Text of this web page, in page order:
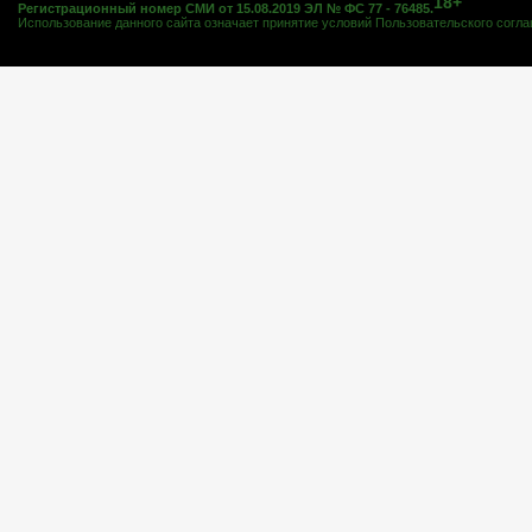
Регистрационный номер СМИ от 15.08.2019 ЭЛ № ФС 77 - 76485.
Использование данного сайта означает принятие условий Пользовательского